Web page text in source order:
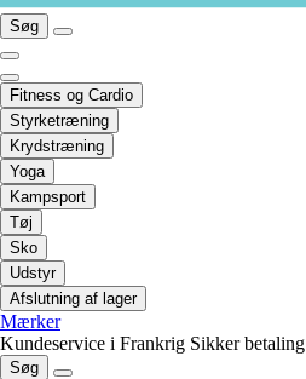
Søg
Fitness og Cardio
Styrketræning
Krydstræning
Yoga
Kampsport
Tøj
Sko
Udstyr
Afslutning af lager
Mærker
Kundeservice i Frankrig Sikker betaling
Søg